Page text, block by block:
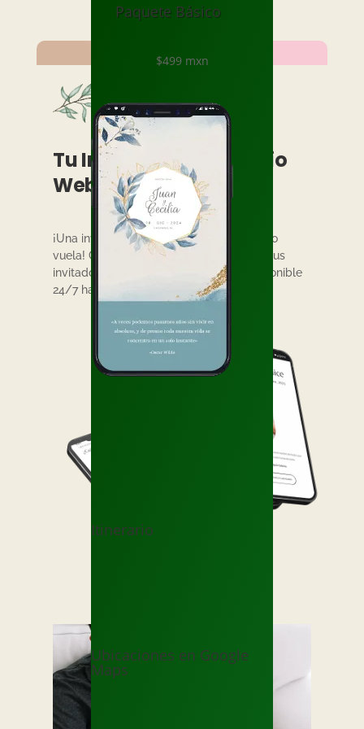
Tu Invitación en un Sitio
Web
¡Una invitación web no se arruga, pierde o
vuela! Comparte los datos de tu boda a tus
invitados mediante una página web disponible
24/7 hasta el día del evento.
Paquete Básico
$499 mxn
Itinerario
Ubicaciones en Google
Maps